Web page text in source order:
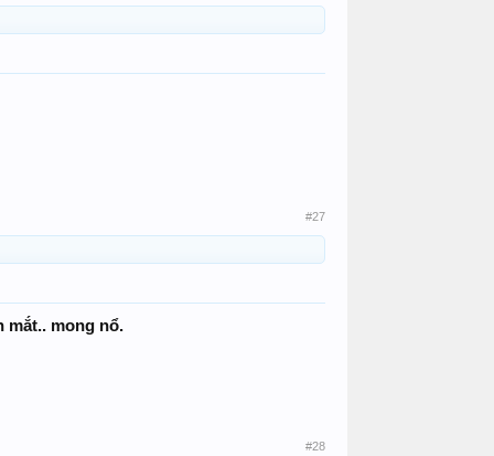
#27
mắt.. mong nổ.
#28